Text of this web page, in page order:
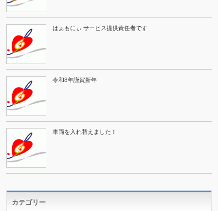
はぁもにぃ サービス提供責任者です
令和8年謹賀新年
車両を入れ替えました！
カテゴリー